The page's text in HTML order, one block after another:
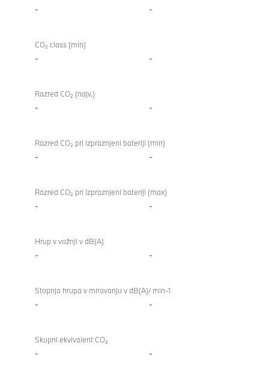
- -
CO₂ class (min)
- -
Razred CO₂ (najv.)
- -
Razred CO₂ pri izpraznjeni bateriji (min)
- -
Razred CO₂ pri izpraznjeni bateriji (max)
- -
Hrup v vožnji v dB(A)
- -
Stopnja hrupa v mirovanju v dB(A)/ min-1
- -
Skupni ekvivalent CO₂
- -